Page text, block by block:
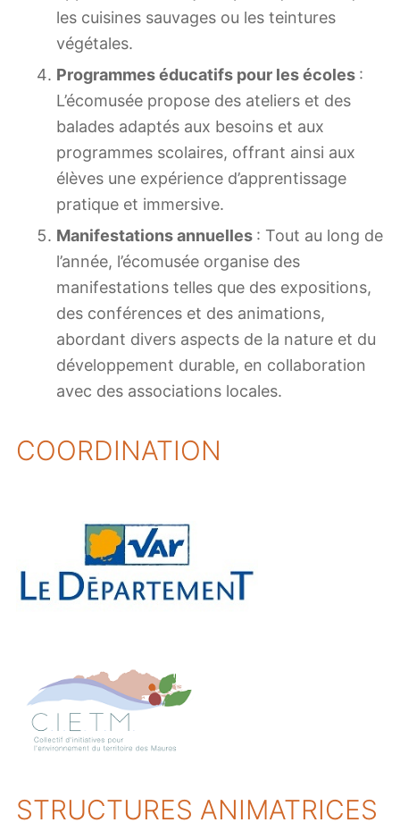
les cuisines sauvages ou les teintures
végétales.
Programmes éducatifs pour les écoles :
L’écomusée propose des ateliers et des
balades adaptés aux besoins et aux
programmes scolaires, offrant ainsi aux
élèves une expérience d’apprentissage
pratique et immersive.
Manifestations annuelles : Tout au long de
l’année, l’écomusée organise des
manifestations telles que des expositions,
des conférences et des animations,
abordant divers aspects de la nature et du
développement durable, en collaboration
avec des associations locales.
COORDINATION
STRUCTURES ANIMATRICES